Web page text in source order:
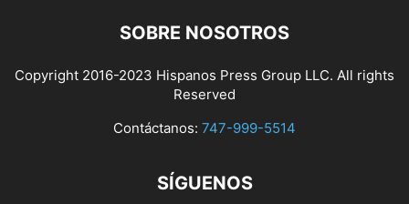
SOBRE NOSOTROS
Copyright 2016-2023 Hispanos Press Group LLC. All rights
Reserved
Contáctanos: 747-999-5514
SÍGUENOS